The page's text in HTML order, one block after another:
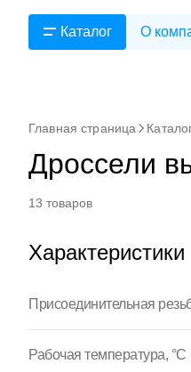
Каталог О
Главная страница
Дроссели
13 товаров
Характеристики
Присоединительная
Рабочая температура, °С